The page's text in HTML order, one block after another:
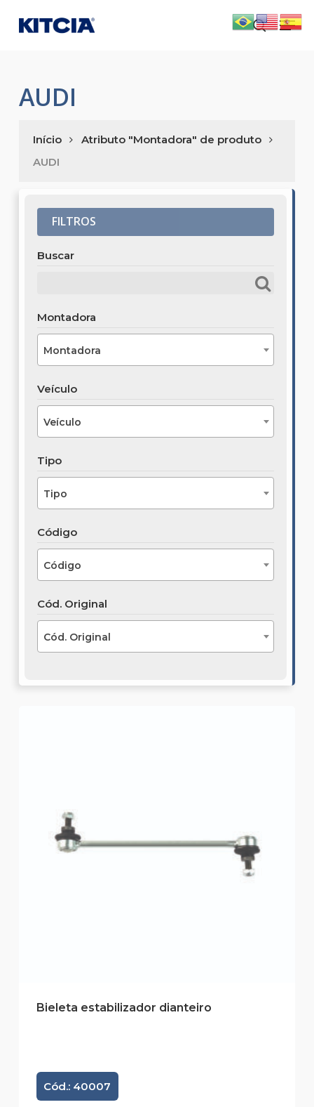
main
search
AUDI
Início
Atributo "Montadora" de produto
AUDI
FILTROS
Buscar
Montadora
Montadora
Veículo
Veículo
Tipo
Tipo
Código
Código
Cód. Original
Cód. Original
Bieleta estabilizador dianteiro
Cód.: 40007